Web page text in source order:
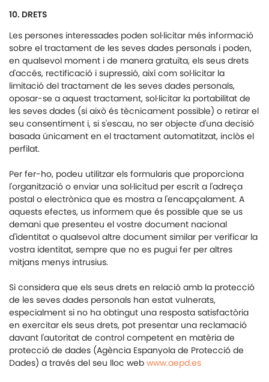
10. DRETS
Les persones interessades poden sol·licitar més informació
sobre el tractament de les seves dades personals i poden,
en qualsevol moment i de manera gratuïta, els seus drets
d'accés, rectificació i supressió, així com sol·licitar la
limitació del tractament de les seves dades personals,
oposar-se a aquest tractament, sol·licitar la portabilitat de
les seves dades (si això és tècnicament possible) o retirar el
seu consentiment i, si s'escau, no ser objecte d'una decisió
basada únicament en el tractament automatitzat, inclòs el
perfilat.
Per fer-ho, podeu utilitzar els formularis que proporciona
l'organització o enviar una sol·licitud per escrit a l'adreça
postal o electrònica que es mostra a l'encapçalament. A
aquests efectes, us informem que és possible que se us
demani que presenteu el vostre document nacional
d'identitat o qualsevol altre document similar per verificar la
vostra identitat, sempre que no es pugui fer per altres
mitjans menys intrusius.
Si considera que els seus drets en relació amb la protecció
de les seves dades personals han estat vulnerats,
especialment si no ha obtingut una resposta satisfactòria
en exercitar els seus drets, pot presentar una reclamació
davant l'autoritat de control competent en matèria de
protecció de dades (Agència Espanyola de Protecció de
Dades) a través del seu lloc web www.aepd.es